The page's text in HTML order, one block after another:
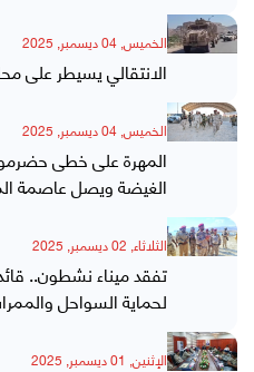
الخميس, 04 ديسمبر, 2025
الانتقالي يسيطر على
الخميس, 04 ديسمبر, 2025
المهرة على خطى
الغيضة ويصل عاصمة
الثلاثاء, 02 ديسمبر, 2025
تفقد ميناء نشطون..
لحماية السواحل
الإثنين, 01 ديسمبر, 2025